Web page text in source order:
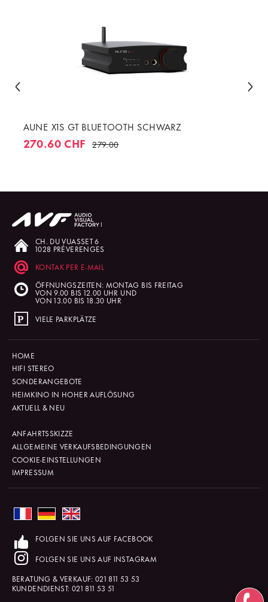
AUNE X1S GT BLUETOOTH SCHWARZ
270.60 CHF 279.00
CH. DU VUASSET 6
1028 PRÉVERENGES
KONTAK PER E-MAIL
ÖFFNUNGSZEITEN: MONTAG BIS FREITAG
VON 9.00 BIS 12.00 UHR UND
VON 13.00 BIS 18.30 UHR
VIELE PARKPLÄTZE
HOME
HIFI STEREO
SONDERANGEBOTE
HEIMKINO IN HOHER AUFLÖSUNG
AKTUELL & NEU
ANFAHRTSSKIZZE
ALLGEMEINE VERKAUFSBEDINGUNGEN
COOKIE-EINSTELLUNGEN
IMPRESSUM
FOLGEN SIE UNS AUF FACEBOOK
FOLGEN SIE UNS AUF INSTAGRAM
BERATUNG & VERKAUF: 021 811 53 53
KUNDENDIENST: 021 811 53 51